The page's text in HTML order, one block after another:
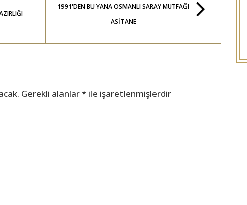
1991'DEN BU YANA OSMANLI SARAY MUTFAĞI
ASITANE
Gerekli alanlar* ile işaretlenmişlerdir